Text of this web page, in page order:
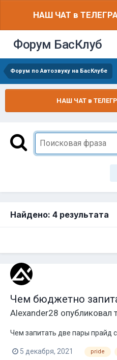
НАШ ЧАТ в
Форум БасКлуб
Форум по Автозвуку на БасКлубе
НАШ ЧАТ в
Найдено: 4 результата
Чем бюджетно
Alexander28 опубликовал
Чем запитать две пары прайд
5 декабря, 2021 pride